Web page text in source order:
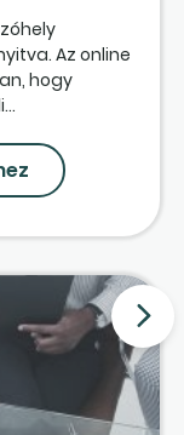
Az online
hogy